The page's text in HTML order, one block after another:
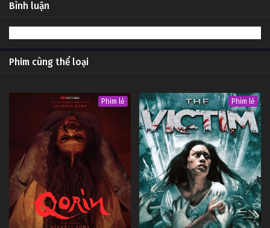
Bình luận
Phim cùng thể loại
Phim lẻ Phim lẻ